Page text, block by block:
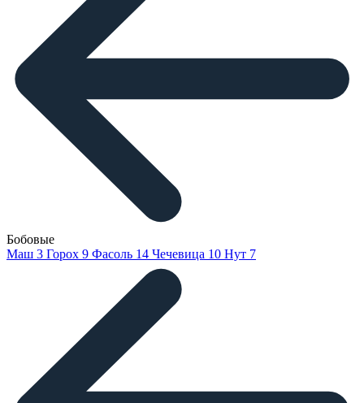
Бобовые
Маш 3 Горох 9 Фасоль 14 Чечевица 10 Нут 7